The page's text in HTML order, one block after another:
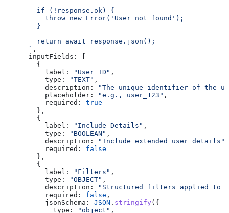
        if (!response.ok) {
          throw new Error('User not found');
        }
        return await response.json();
      `
,
      inputFields:
        {
          label:
"User ID" ,
          type:
"TEXT" ,
          description:
"The unique identifier of the
          placeholder:
"e.g., user_123" ,
          required:
true
        },
        {
          label:
"Include Details" ,
          type:
"BOOLEAN" ,
          description:
"Include extended user details"
          required:
false
        },
        {
          label:
"Filters" ,
          type:
"OBJECT" ,
          description:
"Structured filters applied to
          required:
false ,
          jsonSchema:
JSON . stringify ({
            type:
"object" ,